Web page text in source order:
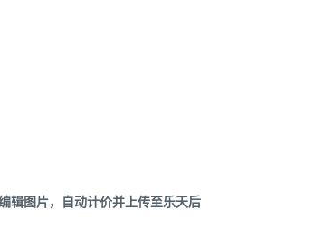
辑图片，自动计价并上传至乐天后